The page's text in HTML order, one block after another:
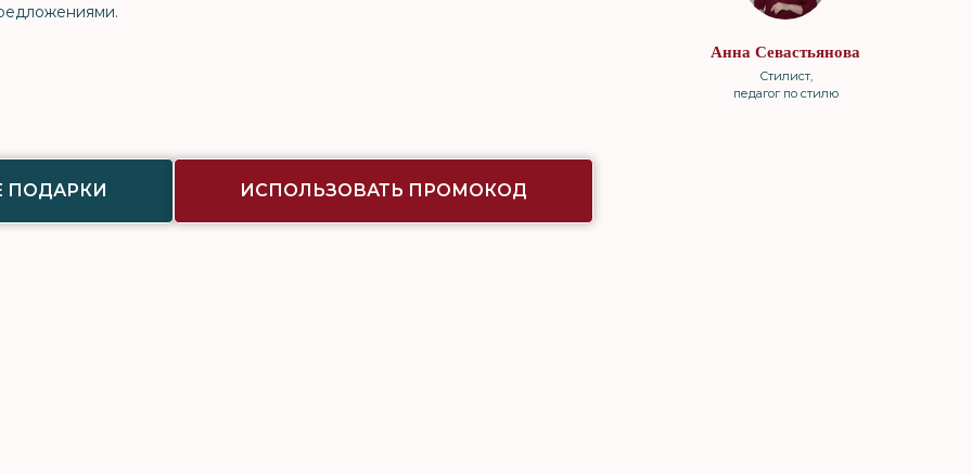
Анна Севастьянова
Стилист,
педагог по стилю
ПОДАРКИ ИСПОЛЬЗОВАТЬ ПРОМОКОД